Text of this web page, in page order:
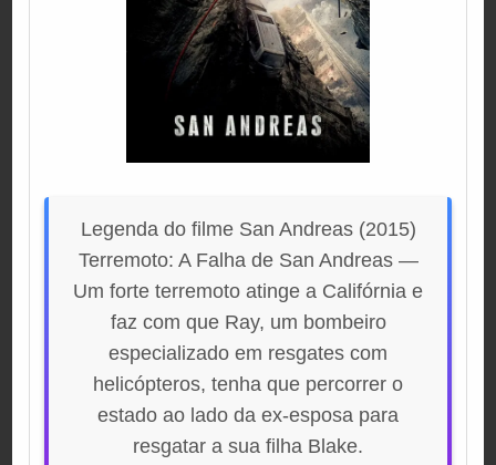
Legenda do filme San Andreas (2015)
Terremoto: A Falha de San Andreas —
Um forte terremoto atinge a Califórnia e
faz com que Ray, um bombeiro
especializado em resgates com
helicópteros, tenha que percorrer o
estado ao lado da ex-esposa para
resgatar a sua filha Blake.